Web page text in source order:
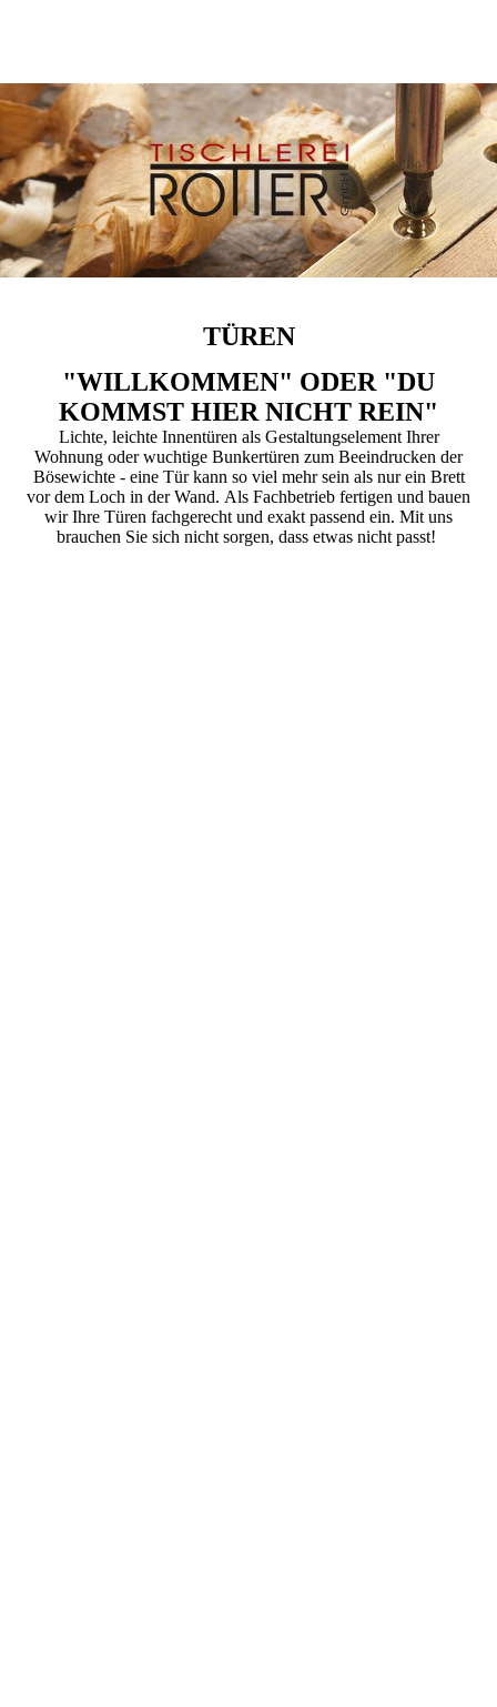
TÜREN
"WILLKOMMEN" ODER "DU
KOMMST HIER NICHT REIN"
Lichte, leichte Innentüren als Gestaltungselement Ihrer
Wohnung oder wuchtige Bunkertüren zum Beeindrucken der
Bösewichte - eine Tür kann so viel mehr sein als nur ein Brett
vor dem Loch in der Wand. Als Fachbetrieb fertigen und bauen
wir Ihre Türen fachgerecht und exakt passend ein. Mit uns
brauchen Sie sich nicht sorgen, dass etwas nicht passt!